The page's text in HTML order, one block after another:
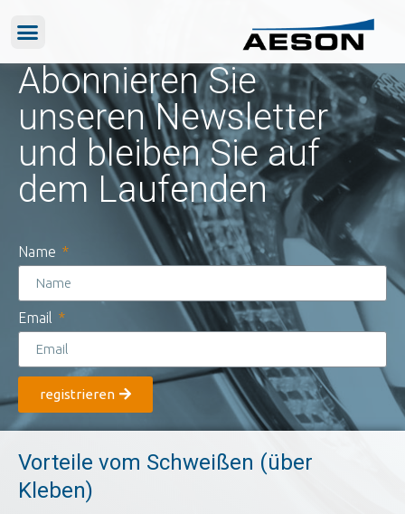
Abonnieren Sie
unseren Newsletter
und bleiben Sie auf
dem Laufenden
Name
Email
registrieren
Vorteile vom Schweißen (über
Kleben)